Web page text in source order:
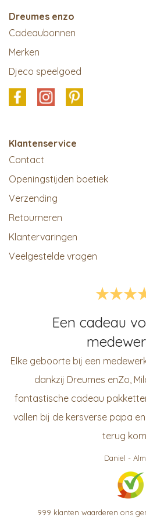
Dreumes enzo
Cadeaubonnen
Merken
Djeco speelgoed
Klantenservice
Contact
Openingstijden boetiek
Verzending
Retourneren
Klantervaringen
Veelgestelde vragen
Een cadeau
Elke geboorte bij een
dankzij Dreumes enZo,
fantastische cadeau
vallen bij de kersverse papa
terug
Daniel -
999 klanten waarderen ons